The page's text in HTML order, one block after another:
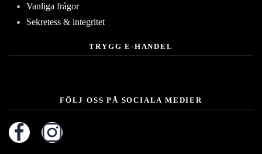
Vanliga frågor
Sekretess & integritet
TRYGG E-HANDEL
FÖLJ OSS PÅ SOCIALA MEDIER